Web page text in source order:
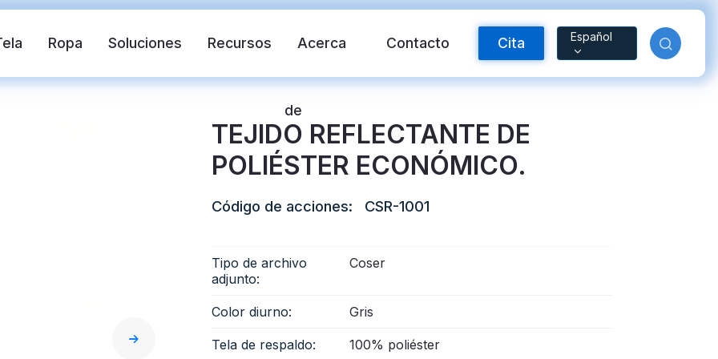
Ropa Soluciones Recursos Acerca
de
Contacto Cita Español
Chaleco de seguridad Cinta reflectante FR
de transferencia de calor
TEJIDO REFLECTANTE DE
POLIÉSTER ECONÓMICO.
Código de acciones: CSR-1001
Tipo de archivo
adjunto:
Coser
Color diurno: Gris
Tela de respaldo: 100% poliéster